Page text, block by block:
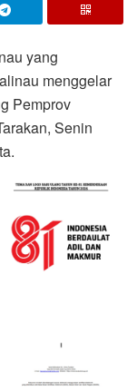
yang
menggelar
Pemprov
Senin